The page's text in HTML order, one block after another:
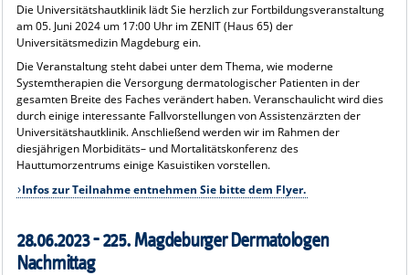
Die Universitätshautklinik lädt Sie herzlich zur Fortbildungsveranstaltung
am 05. Juni 2024 um 17:00 Uhr im ZENIT (Haus 65) der
Universitätsmedizin Magdeburg ein.
Die Veranstaltung steht dabei unter dem Thema, wie moderne
Systemtherapien die Versorgung dermatologischer Patienten in der
gesamten Breite des Faches verändert haben. Veranschaulicht wird dies
durch einige interessante Fallvorstellungen von Assistenzärzten der
Universitätshautklinik. Anschließend werden wir im Rahmen der
diesjährigen Morbiditäts– und Mortalitätskonferenz des
Hauttumorzentrums einige Kasuistiken vorstellen.
Infos zur Teilnahme entnehmen Sie bitte dem Flyer.
28.06.2023 - 225. Magdeburger Dermatologen
Nachmittag